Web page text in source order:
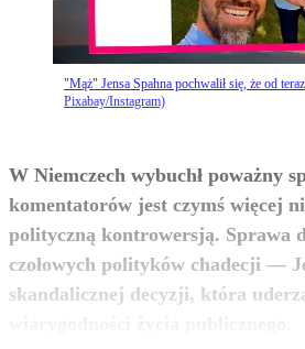
"Mąż" Jensa Spahna pochwalił się, że od
Pixabay/Instagram)
W Niemczech wybuchł poważny
komentatorów jest czymś więcej
polityczną kontrowersją. Sprawa
czołowych polityków chadecji —
skandalicznej decyzji, która
zobacz